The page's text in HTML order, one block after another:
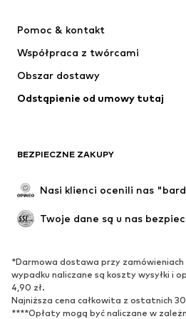
Jordan
Pomoc & kontakt
Współpraca z twórcami
Obszar dostawy
Odstąpienie od umowy tutaj
BEZPIECZNE ZAKUPY
Nasi klienci ocenili nas
Twoje dane są u nas
*Darmowa dostawa przy zamówieniach
wypadku naliczane są koszty wysyłki i
4,90 zł.
Najniższa cena całkowita z ostatnich
****Opłaty mogą być naliczane w